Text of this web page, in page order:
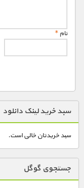
نام*
سبد خرید لینک دانلود
سبد خریدتان خالی است.
جستجوی گوگل